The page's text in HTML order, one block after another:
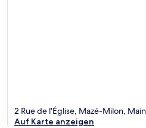
2 Rue de l'Église, Mazé-Milon,
Auf Karte anzeigen